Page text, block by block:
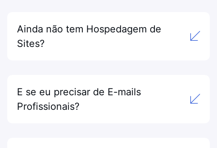
Ainda não tem Hospedagem de
Sites?
E se eu precisar de E-mails
Profissionais?